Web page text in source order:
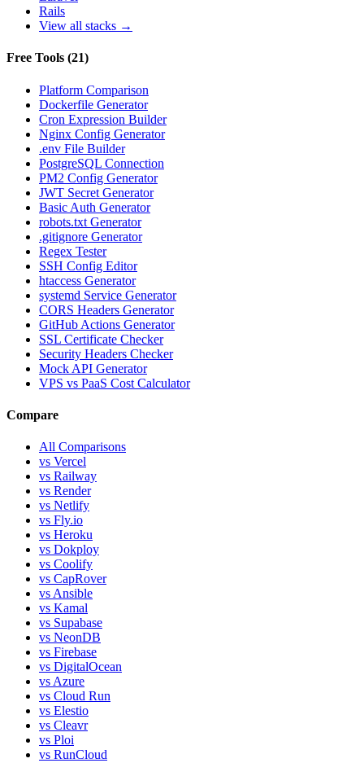
Rails
View all stacks →
Free Tools (21)
Platform Comparison
Dockerfile Generator
Cron Expression Builder
Nginx Config Generator
.env File Builder
PostgreSQL Connection
PM2 Config Generator
JWT Secret Generator
Basic Auth Generator
robots.txt Generator
.gitignore Generator
Regex Tester
SSH Config Editor
htaccess Generator
systemd Service Generator
CORS Headers Generator
GitHub Actions Generator
SSL Certificate Checker
Security Headers Checker
Mock API Generator
VPS vs PaaS Cost Calculator
Compare
All Comparisons
vs Vercel
vs Railway
vs Render
vs Netlify
vs Fly.io
vs Heroku
vs Dokploy
vs Coolify
vs CapRover
vs Ansible
vs Kamal
vs Supabase
vs NeonDB
vs Firebase
vs DigitalOcean
vs Azure
vs Cloud Run
vs Elestio
vs Cleavr
vs Ploi
vs RunCloud